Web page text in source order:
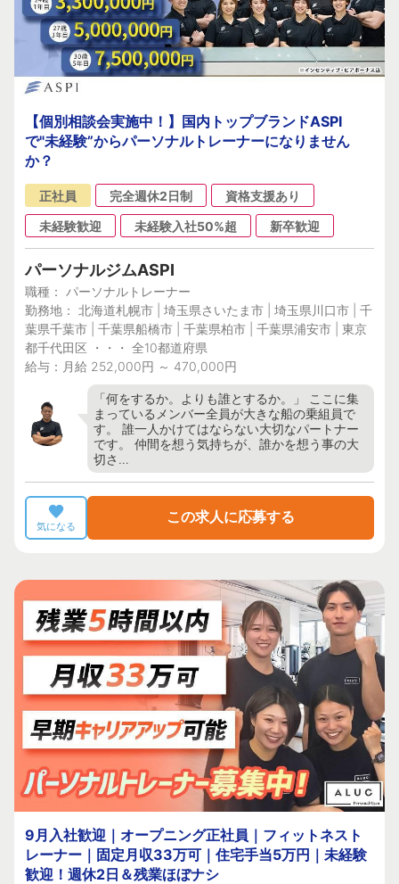
【個別相談会実施中！】国内トップブランドASPI
で"未経験”からパーソナルトレーナーになりません
か？
正社員 完全週休2日制
資格支援あり
未経験歓迎
未経験入社50%超 新卒歓迎
パーソナルジムASPI
職種： パーソナルトレーナー
勤務地： 北海道札幌市 | 埼玉県さいたま市 | 埼玉県川口市 | 千
葉県千葉市 | 千葉県船橋市 | 千葉県柏市 | 千葉県浦安市 | 東京
都千代田区 ・・・ 全10都道府県
給与：月給 252,000円 ～ 470,000円
「何をするか。よりも誰とするか。」 ここに集
まっているメンバー全員が大きな船の乗組員で
す。 誰一人かけてはならない大切なパートナー
です。 仲間を想う気持ちが、誰かを想う事の大
切さ…
気になる
この求人に応募する
9月入社歓迎｜オープニング正社員｜フィットネスト
レーナー｜固定月収33万可｜住宅手当5万円｜未経験
歓迎！週休2日＆残業ほぼナシ